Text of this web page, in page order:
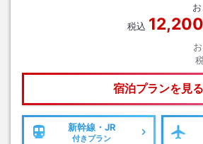
税込 12,200
宿泊プランを見る
新幹線・JR
付きプラン